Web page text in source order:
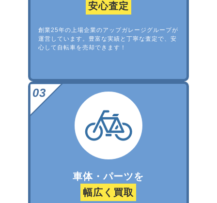
安心査定
創業25年の上場企業のアップガレージグループが
運営しています。豊富な実績と丁寧な査定で、安
心して自転車を売却できます！
車体・パーツを
幅広く買取